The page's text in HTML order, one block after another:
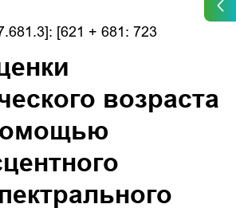
[621 + 681: 723
возраста